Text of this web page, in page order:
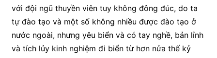
với đội ngũ thuyền viên tuy không đông đúc, do ta
tự đào tạo và một số không nhiều được đào tạo ở
nước ngoài, nhưng yêu biển và có tay nghề, bản lỉnh
và tích lủy kinh nghiệm đi biển từ hơn nửa thế kỷ